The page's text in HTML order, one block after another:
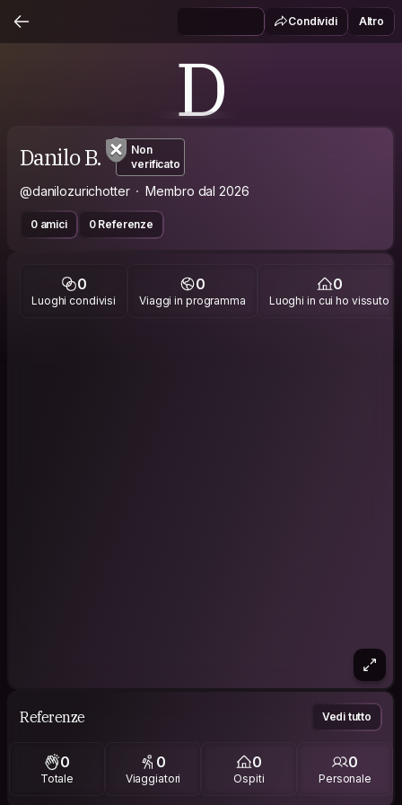
Condividi Altro
D
Danilo B.
Non
verificato
@danilozurichotter Membro dal 2026
0 amici 0 Referenze
0
Luoghi condivisi
0
Viaggi in programma
0
Luoghi in cui ho vissuto
Referenze Vedi tutto
0
Totale
0
Viaggiatori
0
Ospiti
0
Personale